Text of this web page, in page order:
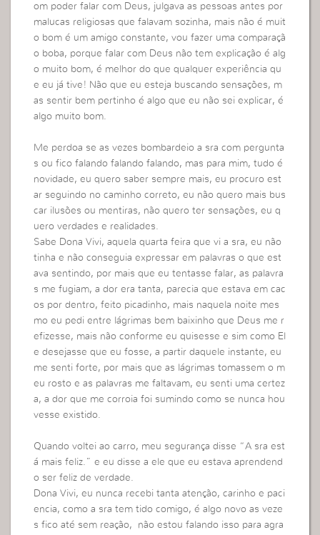
om poder falar com Deus, julgava as pessoas antes por
malucas religiosas que falavam sozinha, mais não é muit
o bom é um amigo constante, vou fazer uma comparaçã
o boba, porque falar com Deus não tem explicação é alg
o muito bom, é melhor do que qualquer experiência qu
e eu já tive! Não que eu esteja buscando sensações, m
as sentir bem pertinho é algo que eu não sei explicar, é
algo muito bom.
Me perdoa se as vezes bombardeio a sra com pergunta
s ou fico falando falando falando, mas para mim, tudo é
novidade, eu quero saber sempre mais, eu procuro est
ar seguindo no caminho correto, eu não quero mais bus
car ilusões ou mentiras, não quero ter sensações, eu q
uero verdades e realidades.
Sabe Dona Vivi, aquela quarta feira que vi a sra, eu não
tinha e não conseguia expressar em palavras o que est
ava sentindo, por mais que eu tentasse falar, as palavra
s me fugiam, a dor era tanta, parecia que estava em cac
os por dentro, feito picadinho, mais naquela noite mes
mo eu pedi entre lágrimas bem baixinho que Deus me r
efizesse, mais não conforme eu quisesse e sim como El
e desejasse que eu fosse, a partir daquele instante, eu
me senti forte, por mais que as lágrimas tomassem o m
eu rosto e as palavras me faltavam, eu senti uma certez
a, a dor que me corroia foi sumindo como se nunca hou
vesse existido.
Quando voltei ao carro, meu segurança disse “A sra est
á mais feliz.” e eu disse a ele que eu estava aprendend
o ser feliz de verdade.
Dona Vivi, eu nunca recebi tanta atenção, carinho e paci
encia, como a sra tem tido comigo, é algo novo as veze
s fico até sem reação, não estou falando isso para agra